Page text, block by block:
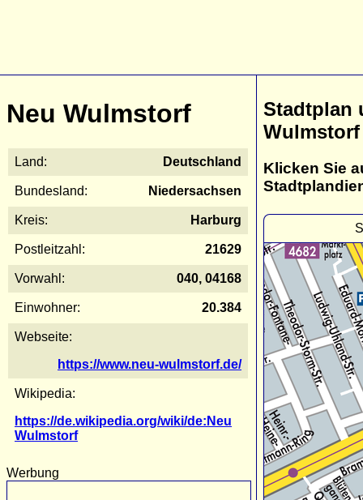
Neu Wulmstorf
Land: Deutschland
Bundesland: Niedersachsen
Kreis: Harburg
Postleitzahl: 21629
Vorwahl: 040, 04168
Einwohner: 20.384
Webseite:
https://www.neu-wulmstorf.de/
Wikipedia:
https://de.wikipedia.org/wiki/de:Neu
Wulmstorf
Werbung
Stadtplan
Wulmstorf
Klicken Sie